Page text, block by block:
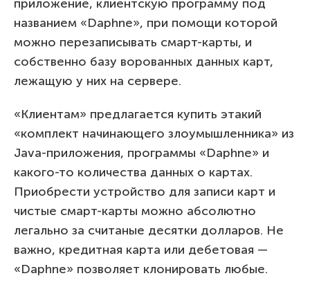
приложение, клиентскую программу под
названием «Daphne», при помощи которой
можно перезаписывать смарт-карты, и
собственно базу ворованных данных карт,
лежащую у них на сервере.
«Клиентам» предлагается купить этакий
«комплект начинающего злоумышленника» из
Java-приложения, программы «Daphne» и
какого-то количества данных о картах.
Приобрести устройство для записи карт и
чистые смарт-карты можно абсолютно
легально за считаные десятки долларов. Не
важно, кредитная карта или дебетовая —
«Daphne» позволяет клонировать любые.